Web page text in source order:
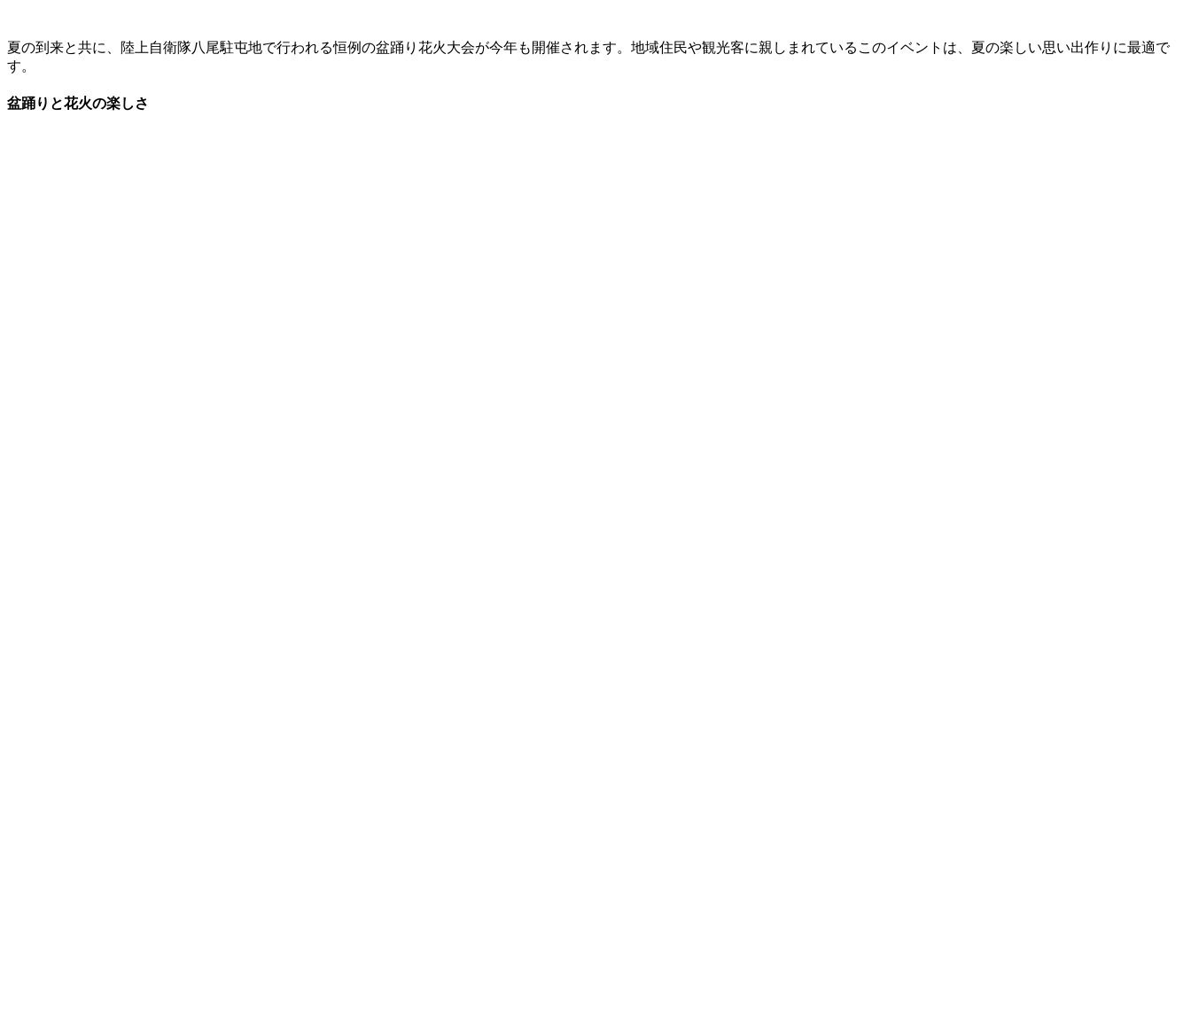
夏の到来と共に、陸上自衛隊八尾駐屯地で行われる恒例の盆踊り花火大会が今年も開催されます。地域住民や観光客に親しまれているこのイベントは、夏の楽しい思い出作りに最適で
す。
盆踊りと花火の楽しさ